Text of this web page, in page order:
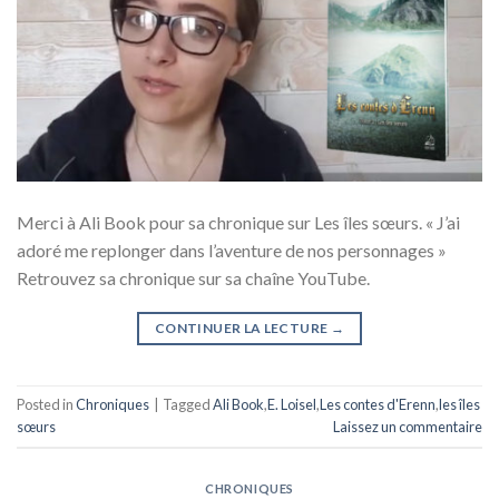
Merci à Ali Book pour sa chronique sur Les îles sœurs. « J’ai
adoré me replonger dans l’aventure de nos personnages »
Retrouvez sa chronique sur sa chaîne YouTube.
CONTINUER LA LECTURE →
Posted inChroniques TaggedAli Book,E. Loisel,Les contes d'Erenn,les îles
sœurs
Laissez un commentaire
CHRONIQUES